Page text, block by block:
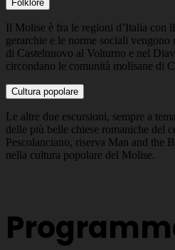
Folklore
Il Molise è fra le regioni d’Italia con
gerarchie e le norme sociali
di Castelnuovo al Volturno e nel
circondano le comunità molisane di
Cultura popolare
Le altre due escursioni, sempre a
delle più belle chiese romaniche del
Pescolanciano, riserva Man and the
nella cultura popolare del Molise.